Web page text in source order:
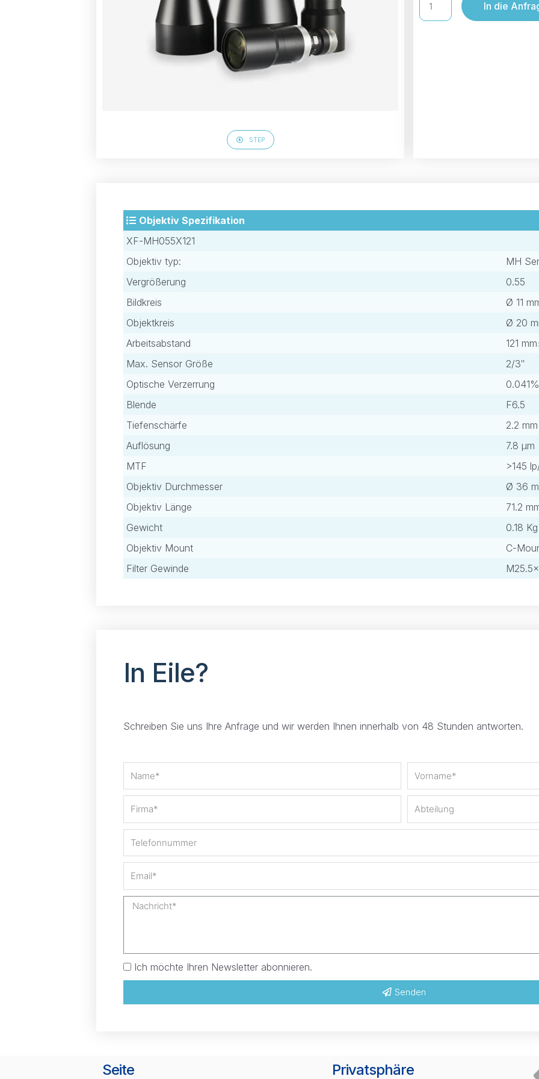
STEP
In die
Objektiv Spezifikation
XF-MH055X121
Objektiv typ:
MH
Vergrößerung
0.55
Bildkreis
Ø 11
Objektkreis
Ø 20
Arbeitsabstand
121
Max. Sensor Größe
2/3″
Optische Verzerrung
0.041%
Blende
F6.5
Tiefenschärfe
2.2 mm
Auflösung
7.8 μm
MTF
>145
Objektiv Durchmesser
Ø 36
Objektiv Länge
71.2
Gewicht
0.18 Kg
Objektiv Mount
C-
Filter Gewinde
In Eile?
Schreiben Sie uns Ihre Anfrage und wir werden Ihnen innerhalb von 48 Stunden antworten.
Ich möchte Ihren Newsletter abonnieren.
Senden
Seite Privatsphäre